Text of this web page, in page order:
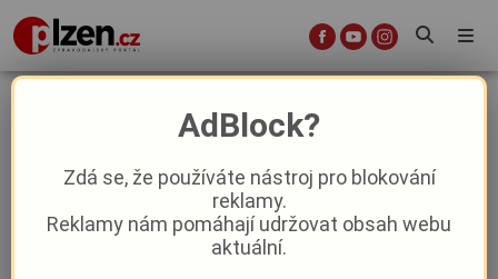
Zloděje v plzeňském kostele
prozradil zvon. Na policii se
nakonec přihlásil sám
Aktuality Krimi
AdBlock?
Zdá se, že používáte nástroj pro blokování
reklamy.
Reklamy nám pomáhají udržovat obsah webu
aktuální.